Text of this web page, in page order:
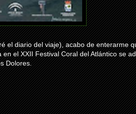
el diario del viaje), acabo de enterarme
el XXII Festival Coral del Atlántico se
Dolores.